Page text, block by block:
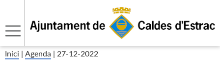
Inici | Agenda | 27-12-2022